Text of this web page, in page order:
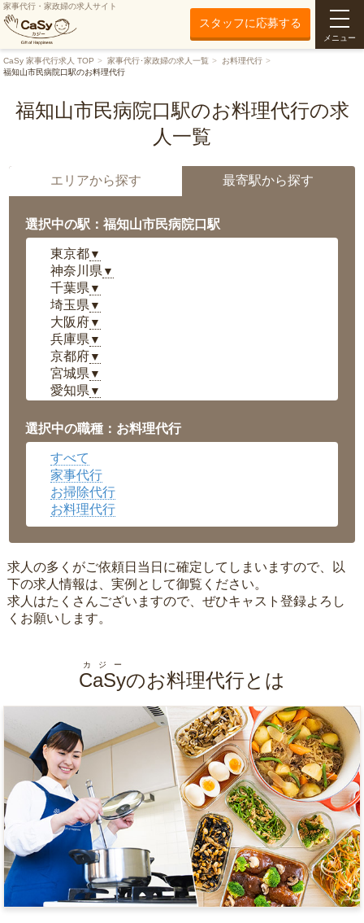
家事代行・家政婦の求人サイト
スタッフに応募する
メニュー
CaSy 家事代行求人 TOP 家事代行･家政婦の求人一覧
お料理代行
福知山市民病院口駅のお料理代行
福知山市民病院口駅のお料理代行の求
人一覧
エリアから探す 最寄駅から探す
選択中の駅：福知山市民病院口駅
東京都▼
神奈川県 ▼
千葉県 ▼
埼玉県 ▼
大阪府▼
兵庫県 ▼
京都府▼
宮城県 ▼
愛知県 ▼
岡山県▼
広島県▼
沖縄県
選択中の職種：お料理代行
すべて
家事代行
お掃除代行
お料理代行
求人の多くがご依頼日当日に確定してしまいますので、以
下の求人情報は、実例として御覧ください。
求人はたくさんございますので、ぜひキャスト登録よろし
くお願いします。
CaSy
カジー
のお料理代行とは